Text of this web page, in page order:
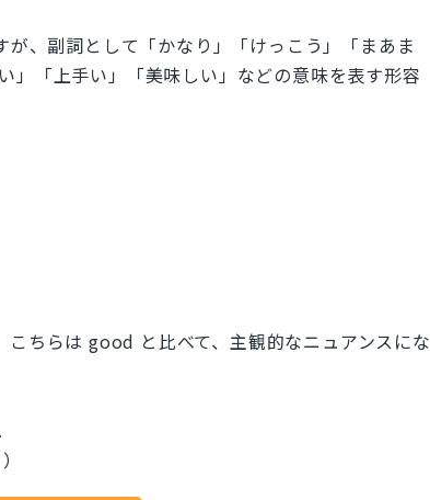
、副詞として「かなり」「けっこう」「まあま
」「上手い」「美味しい」などの意味を表す形容
ちらは good と比べて、主観的なニュアンスにな